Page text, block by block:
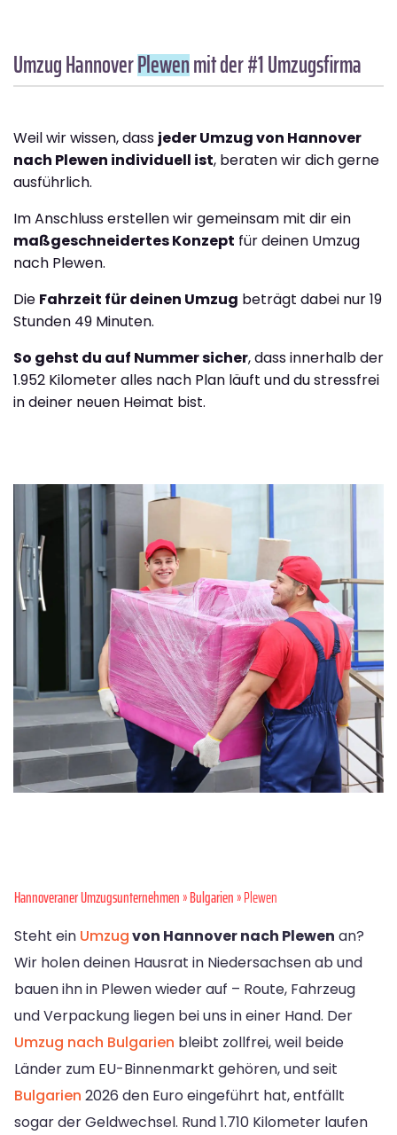
Umzug HannoverPlewenmit der #1 Umzugsfirma
Weil wir wissen, dass jeder Umzug von Hannover
nach Plewen individuell ist, beraten wir dich gerne
ausführlich.
Im Anschluss erstellen wir gemeinsam mit dir ein
maßgeschneidertes Konzept für deinen Umzug
nach Plewen.
Die Fahrzeit für deinen Umzug beträgt dabei nur 19
Stunden 49 Minuten.
So gehst du auf Nummer sicher, dass innerhalb der
1.952 Kilometer alles nach Plan läuft und du stressfrei
in deiner neuen Heimat bist.
Hannoveraner Umzugsunternehmen»Bulgarien» Plewen
Steht ein Umzugvon Hannover nach Plewen an?
Wir holen deinen Hausrat in Niedersachsen ab und
bauen ihn in Plewen wieder auf – Route, Fahrzeug
und Verpackung liegen bei uns in einer Hand. Der
Umzug nach Bulgarien bleibt zollfrei, weil beide
Länder zum EU-Binnenmarkt gehören, und seit
Bulgarien 2026 den Euro eingeführt hat, entfällt
sogar der Geldwechsel. Rund 1.710 Kilometer laufen